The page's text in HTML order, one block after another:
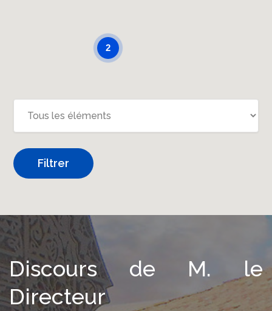
2
Filtrer
Discours de M. le
Directeur